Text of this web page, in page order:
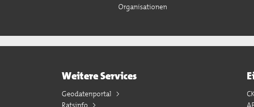
Organisationen
Weitere Services
Geodatenportal
Ratsinfo